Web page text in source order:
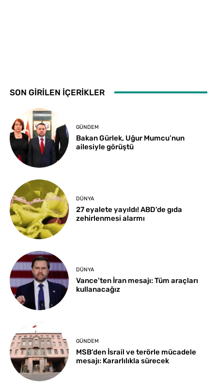
SON GİRİLEN İÇERİKLER
GÜNDEM
Bakan Gürlek, Uğur Mumcu’nun
ailesiyle görüştü
DÜNYA
27 eyalete yayıldı! ABD’de gıda
zehirlenmesi alarmı
DÜNYA
Vance’ten İran mesajı: Tüm araçları
kullanacağız
GÜNDEM
MSB’den İsrail ve terörle mücadele
mesajı: Kararlılıkla sürecek